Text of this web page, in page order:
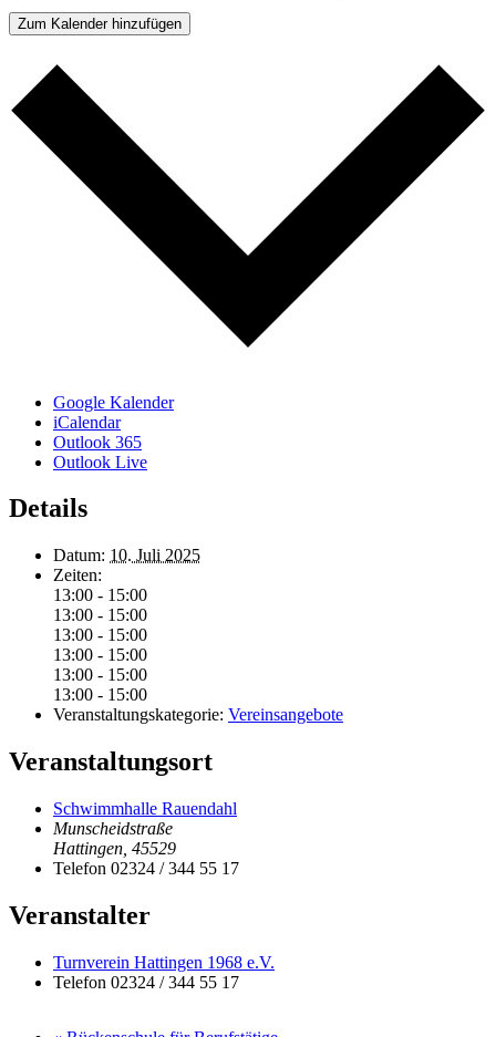
Zum Kalender hinzufügen
Google Kalender
iCalendar
Outlook 365
Outlook Live
Details
Datum: 10. Juli 2025
Zeiten:
13:00 - 15:00
13:00 - 15:00
13:00 - 15:00
13:00 - 15:00
13:00 - 15:00
13:00 - 15:00
Veranstaltungskategorie: Vereinsangebote
Veranstaltungsort
Schwimmhalle Rauendahl
Munscheidstraße
Hattingen 45529
Telefon 02324 / 344 55 17
Veranstalter
Turnverein Hattingen 1968 e.V.
Telefon 02324 / 344 55 17